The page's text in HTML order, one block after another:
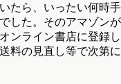
たら、いったい何時手
した。そのアマゾンが
ンライン書店に登録し
料の見直し等で次第に